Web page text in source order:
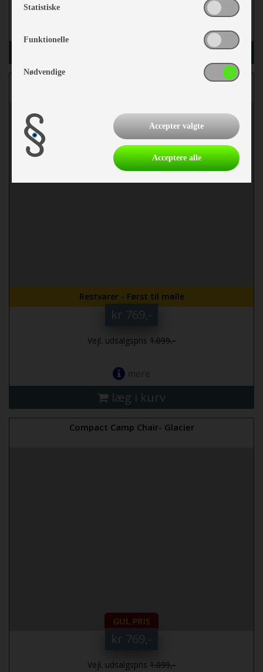
Restvarer - Først til mølle
kr 769,-
Vejl. udsalgspris 1.099,-
mere
læg i kurv
Compact Camp Chair- Glacier
kr 769,-
Vejl. udsalgspris 1.099,-
Statistiske
Funktionelle
Nødvendige
Accepter valgte
Acceptere alle